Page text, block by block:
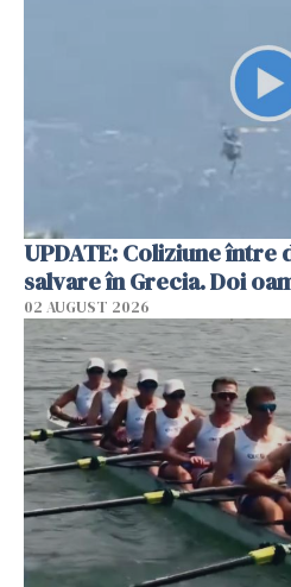
UPDATE: Coliziune
salvare în Grecia. Doi
02 AUGUST 2026